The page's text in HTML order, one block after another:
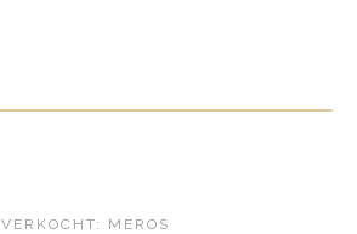
VERKOCHT: MEROS